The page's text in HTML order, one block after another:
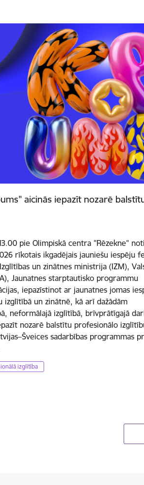
aicinās iepazīt nozarē
pie Olimpiskā centra "Rēzekne"
rīkotais ikgadējais jauniešu iespēju
un zinātnes ministrija (IZM),
Jaunatnes starptautisko programmu
iepazīstinot ar jaunatnes jomas
izglītībā un zinātnē, kā arī dažādām
neformālajā izglītībā, brīvprātīgajā
nozarē balstītu profesionālo
sadarbības programmas
izglītība